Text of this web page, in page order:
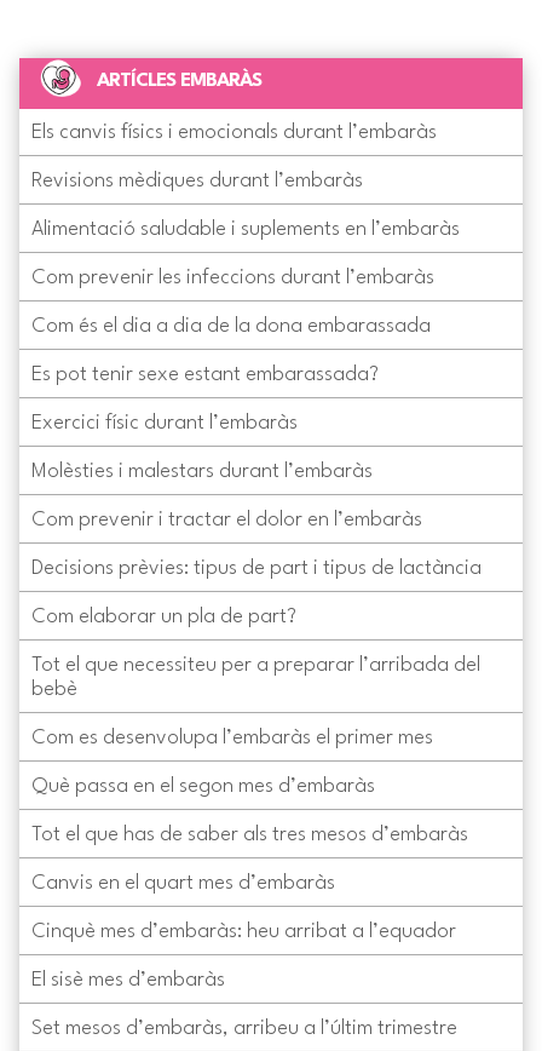
ARTÍCLES EMBARÀS
Els canvis físics i emocionals durant l’embaràs
Revisions mèdiques durant l’embaràs
Alimentació saludable i suplements en l’embaràs
Com prevenir les infeccions durant l’embaràs
Com és el dia a dia de la dona embarassada
Es pot tenir sexe estant embarassada?
Exercici físic durant l’embaràs
Molèsties i malestars durant l’embaràs
Com prevenir i tractar el dolor en l’embaràs
Decisions prèvies: tipus de part i tipus de lactància
Com elaborar un pla de part?
Tot el que necessiteu per a preparar l’arribada del
bebè
Com es desenvolupa l’embaràs el primer mes
Què passa en el segon mes d’embaràs
Tot el que has de saber als tres mesos d’embaràs
Canvis en el quart mes d’embaràs
Cinquè mes d’embaràs: heu arribat a l’equador
El sisè mes d’embaràs
Set mesos d’embaràs, arribeu a l’últim trimestre